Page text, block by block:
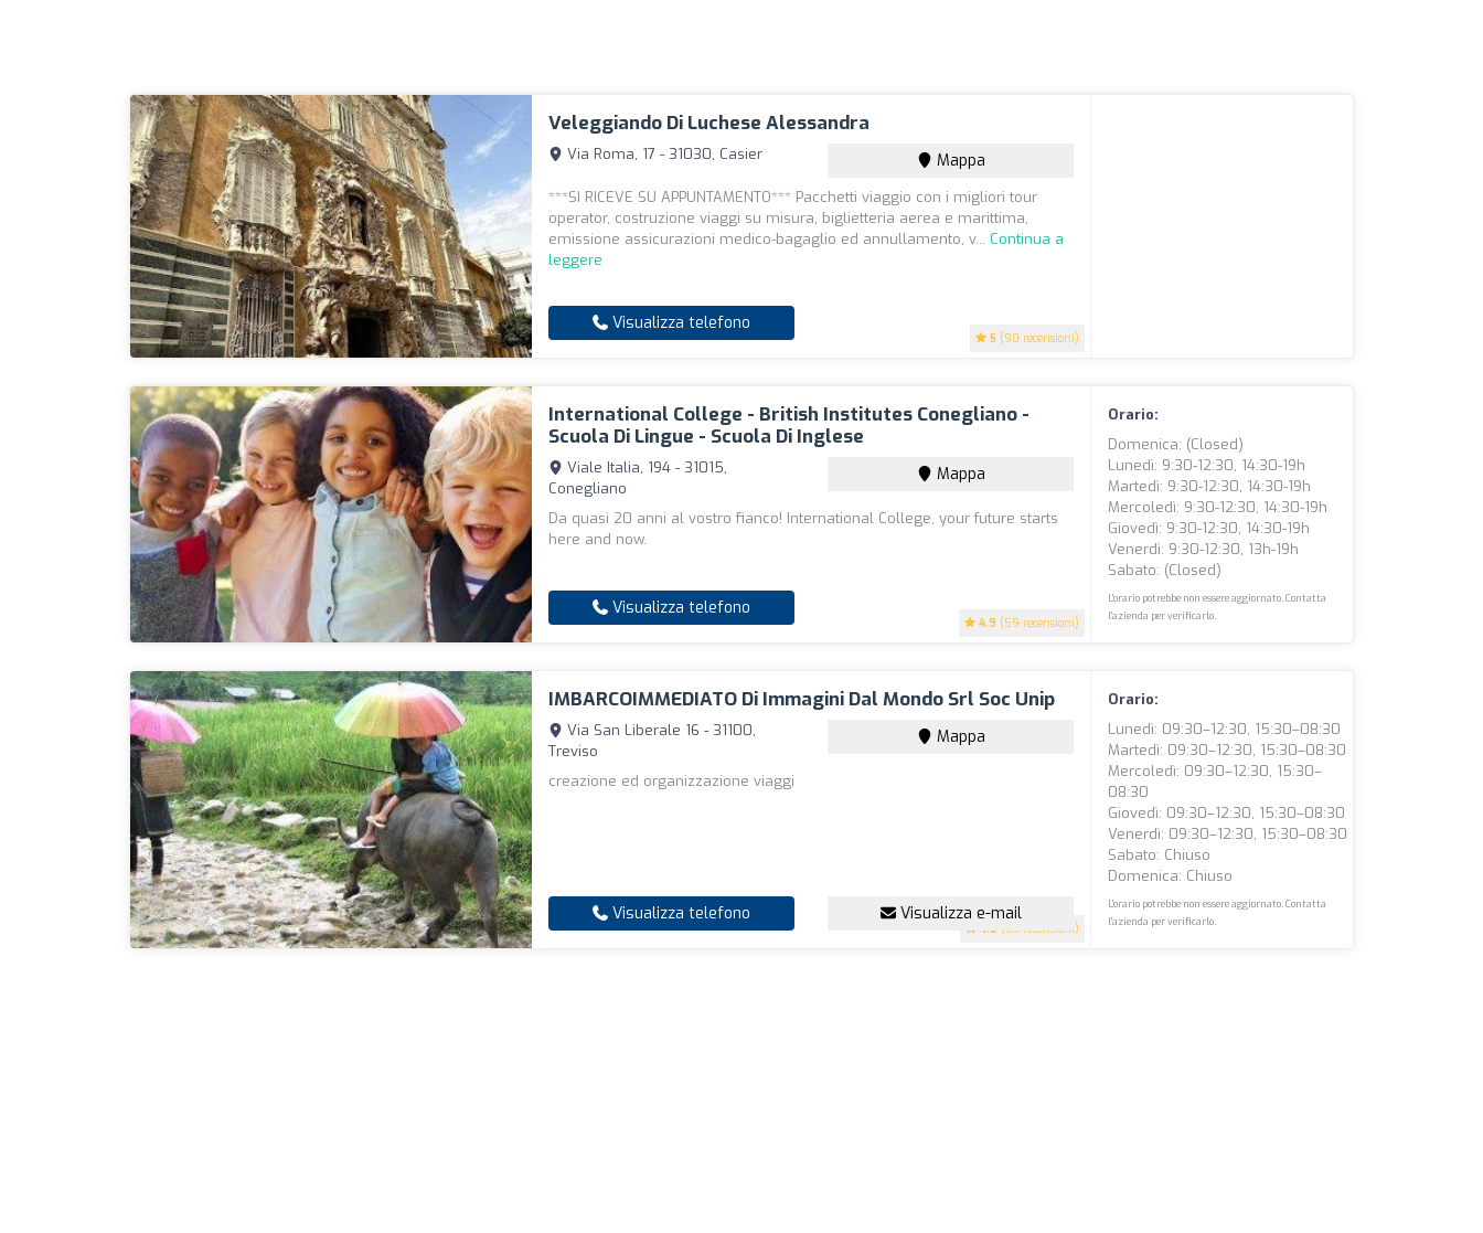
Veleggiando Di Luchese Alessandra
5 (90 recensioni)
Via Roma, 17 - 31030, Casier Mappa
***SI RICEVE SU APPUNTAMENTO*** Pacchetti viaggio con i migliori tour
operator, costruzione viaggi su misura, biglietteria aerea e marittima,
emissione assicurazioni medico-bagaglio ed annullamento, v... Continua a
leggere
Visualizza telefono
International College - British Institutes Conegliano -
Scuola Di Lingue - Scuola Di Inglese
4.9 (59 recensioni)
Viale Italia, 194 - 31015,
Conegliano
Mappa
Da quasi 20 anni al vostro fianco! International College, your future starts
here and now.
Visualizza telefono
Orario:
Domenica: (closed)
Lunedì: 9:30-12:30, 14:30-19h
Martedì: 9:30-12:30, 14:30-19h
Mercoledì: 9:30-12:30, 14:30-19h
Giovedì: 9:30-12:30, 14:30-19h
Venerdì: 9:30-12:30, 13h-19h
Sabato: (closed)
L'orario potrebbe non essere aggiornato. Contatta
l'azienda per verificarlo.
IMBARCOIMMEDIATO Di Immagini Dal Mondo Srl Soc Unip
4.8 (63 recensioni)
Via San Liberale 16 - 31100,
Treviso
Mappa
creazione ed organizzazione viaggi
Visualizza telefono Visualizza e-mail
Orario:
Lunedì: 09:30–12:30, 15:30–08:30
Martedì: 09:30–12:30, 15:30–08:30
Mercoledì: 09:30–12:30, 15:30–
08:30
Giovedì: 09:30–12:30, 15:30–08:30
Venerdì: 09:30–12:30, 15:30–08:30
Sabato: Chiuso
Domenica: Chiuso
L'orario potrebbe non essere aggiornato. Contatta
l'azienda per verificarlo.